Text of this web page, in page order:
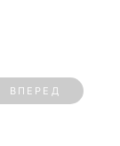
ВПЕРЕД